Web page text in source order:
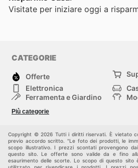
Visitate per iniziare oggi a
CATEGORIE
Offerte
Elettronica
Ferramenta e Giardino
Bambini e Neonati
Più categorie
Copyright © 2026 Tutti i diritti riservati. È vietato
previo accordo scritto. "Le foto dei prodotti, le
scopo illustrativo. I prezzi scontati provengono
questo sito. Le offerte sono valide da e fino
esaurimento delle scorte. Lo scopo di questo sito